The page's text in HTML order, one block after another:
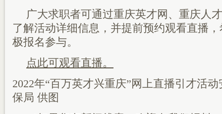
广大求职者可通过重庆英才网、重庆人
了解活动详细信息，并提前预约观看直播
极报名参与。
点此可观看直播。
2022年“百万英才兴重庆”网上直播引才活
保局 供图